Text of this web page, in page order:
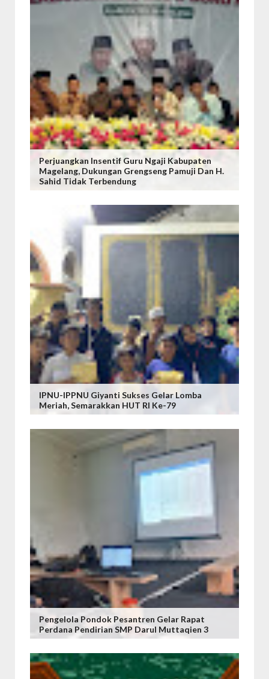
Perjuangkan Insentif Guru Ngaji Kabupaten
Magelang, Dukungan Grengseng Pamuji Dan H.
Sahid Tidak Terbendung
IPNU-IPPNU Giyanti Sukses Gelar Lomba
Meriah, Semarakkan HUT RI Ke-79
Pengelola Pondok Pesantren Gelar Rapat
Perdana Pendirian SMP Darul Muttaqien 3